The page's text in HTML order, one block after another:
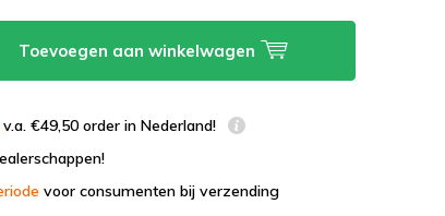
Toevoegen aan winkelwagen
v.a. €49,50 order in Nederland!
voor consumenten bij verzending